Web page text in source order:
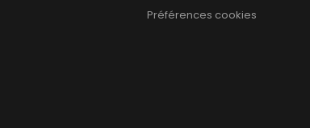
Préférences cookies